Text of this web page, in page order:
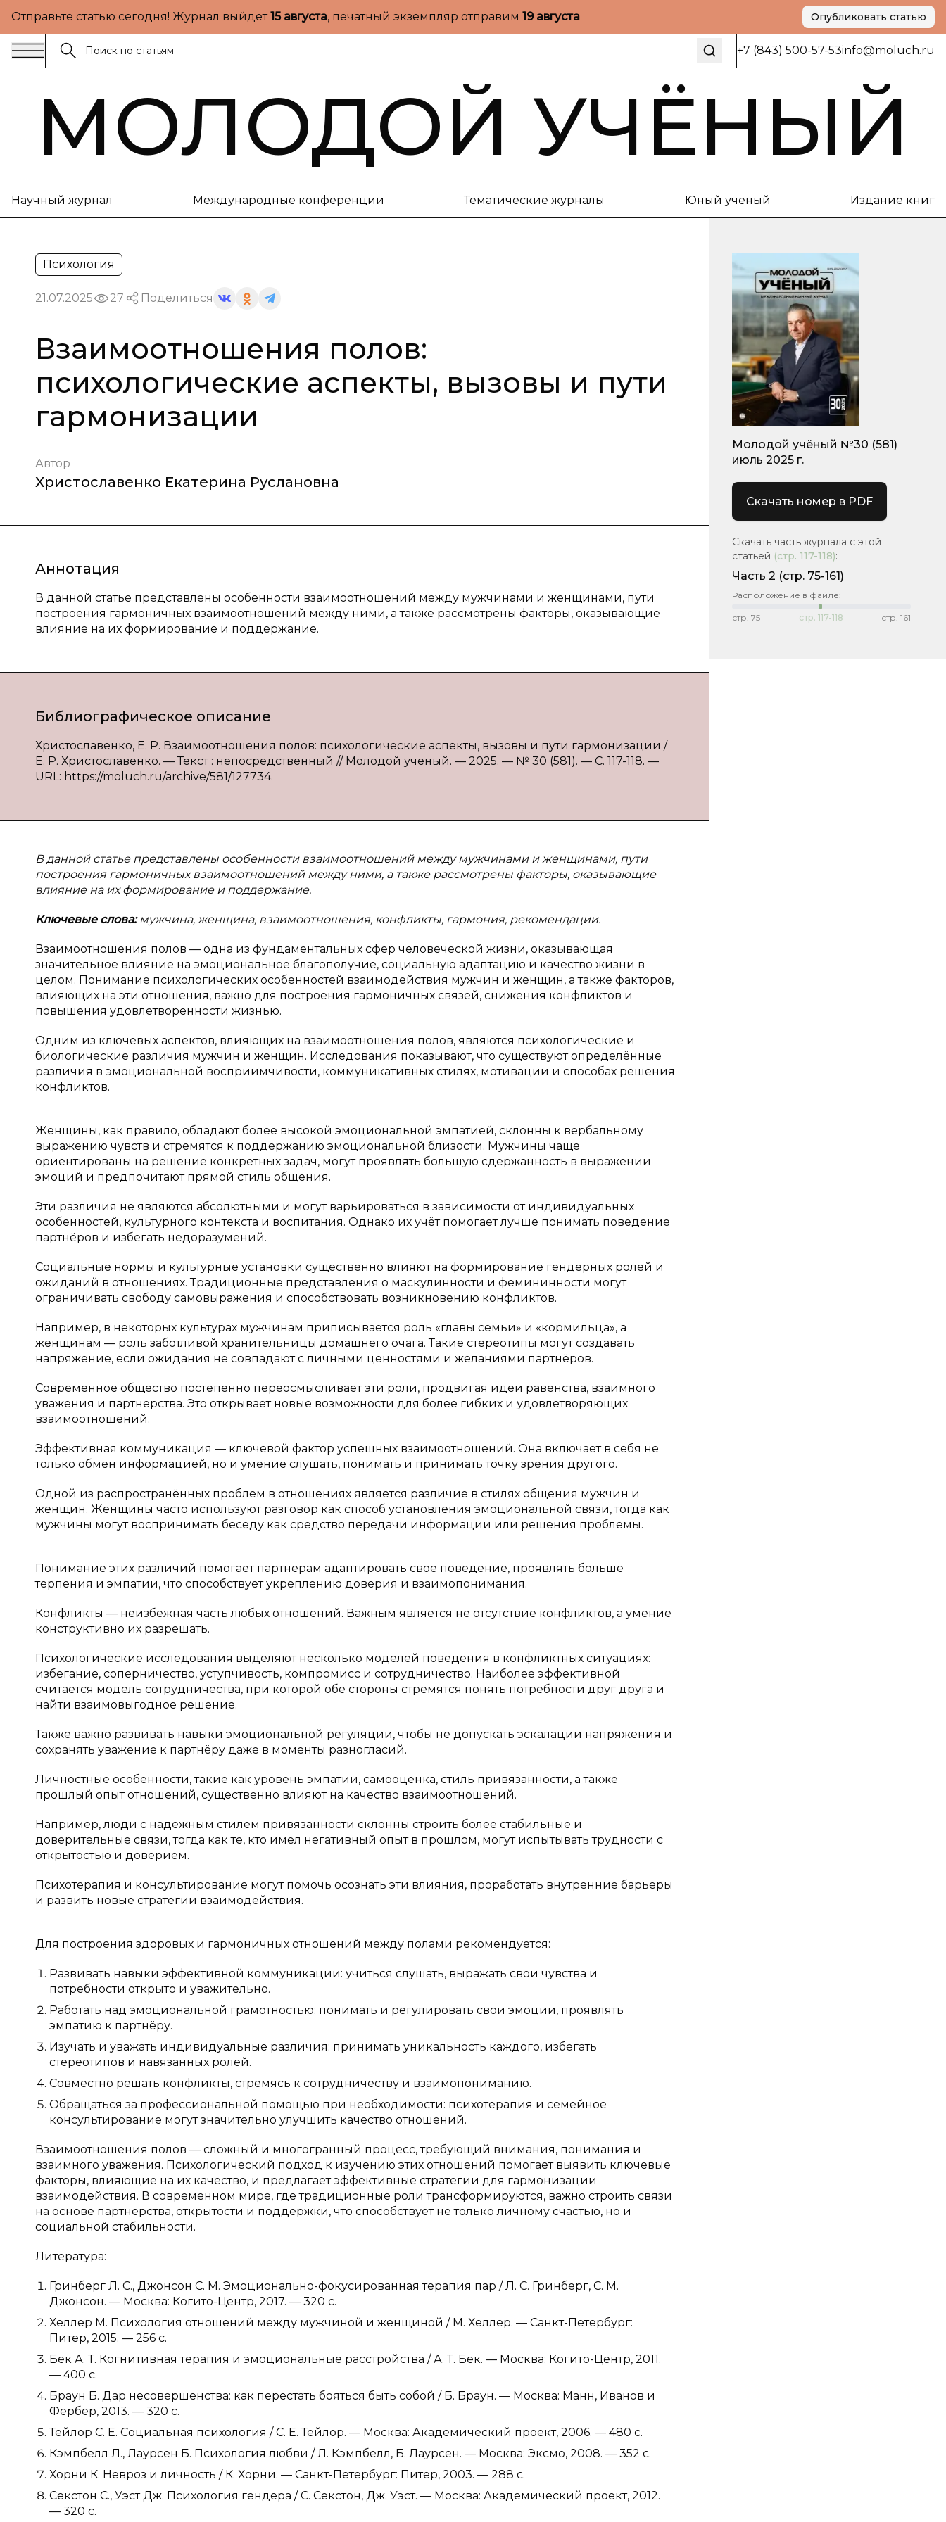
Отправьте статью сегодня! Журнал выйдет15 августа, печатный экземпляр отправим 19 августа Опубликовать статью
+7 (843) 500-57-53info@moluch.ru
МОЛОДОЙ УЧЁНЫЙ
Научный журнал Международные конференции Тематические журналы Юный ученый Издание книг
Психология
21.07.2025 27 Поделиться
Взаимоотношения полов:
психологические аспекты, вызовы и пути
гармонизации
Автор
Христославенко Екатерина Руслановна
Аннотация
В данной статье представлены особенности взаимоотношений между мужчинами и женщинами, пути
построения гармоничных взаимоотношений между ними, а также рассмотрены факторы, оказывающие
влияние на их формирование и поддержание.
Библиографическое описание
Христославенко, Е. Р. Взаимоотношения полов: психологические аспекты, вызовы и пути гармонизации /
Е. Р. Христославенко. — Текст : непосредственный // Молодой ученый. — 2025. — № 30 (581). — С. 117-118. —
URL: https://moluch.ru/archive/581/127734.
В данной статье представлены особенности взаимоотношений между мужчинами и женщинами, пути
построения гармоничных взаимоотношений между ними, а также рассмотрены факторы, оказывающие
влияние на их формирование и поддержание.
Ключевые слова:мужчина, женщина, взаимоотношения, конфликты, гармония, рекомендации.
Взаимоотношения полов — одна из фундаментальных сфер человеческой жизни, оказывающая
значительное влияние на эмоциональное благополучие, социальную адаптацию и качество жизни в
целом. Понимание психологических особенностей взаимодействия мужчин и женщин, а также факторов,
влияющих на эти отношения, важно для построения гармоничных связей, снижения конфликтов и
повышения удовлетворенности жизнью.
Одним из ключевых аспектов, влияющих на взаимоотношения полов, являются психологические и
биологические различия мужчин и женщин. Исследования показывают, что существуют определённые
различия в эмоциональной восприимчивости, коммуникативных стилях, мотивации и способах решения
конфликтов.
Женщины, как правило, обладают более высокой эмоциональной эмпатией, склонны к вербальному
выражению чувств и стремятся к поддержанию эмоциональной близости. Мужчины чаще
ориентированы на решение конкретных задач, могут проявлять большую сдержанность в выражении
эмоций и предпочитают прямой стиль общения.
Эти различия не являются абсолютными и могут варьироваться в зависимости от индивидуальных
особенностей, культурного контекста и воспитания. Однако их учёт помогает лучше понимать поведение
партнёров и избегать недоразумений.
Социальные нормы и культурные установки существенно влияют на формирование гендерных ролей и
ожиданий в отношениях. Традиционные представления о маскулинности и фемининности могут
ограничивать свободу самовыражения и способствовать возникновению конфликтов.
Например, в некоторых культурах мужчинам приписывается роль «главы семьи» и «кормильца», а
женщинам — роль заботливой хранительницы домашнего очага. Такие стереотипы могут создавать
напряжение, если ожидания не совпадают с личными ценностями и желаниями партнёров.
Современное общество постепенно переосмысливает эти роли, продвигая идеи равенства, взаимного
уважения и партнерства. Это открывает новые возможности для более гибких и удовлетворяющих
взаимоотношений.
Эффективная коммуникация — ключевой фактор успешных взаимоотношений. Она включает в себя не
только обмен информацией, но и умение слушать, понимать и принимать точку зрения другого.
Одной из распространённых проблем в отношениях является различие в стилях общения мужчин и
женщин. Женщины часто используют разговор как способ установления эмоциональной связи, тогда как
мужчины могут воспринимать беседу как средство передачи информации или решения проблемы.
Понимание этих различий помогает партнёрам адаптировать своё поведение, проявлять больше
терпения и эмпатии, что способствует укреплению доверия и взаимопонимания.
Конфликты — неизбежная часть любых отношений. Важным является не отсутствие конфликтов, а умение
конструктивно их разрешать.
Психологические исследования выделяют несколько моделей поведения в конфликтных ситуациях:
избегание, соперничество, уступчивость, компромисс и сотрудничество. Наиболее эффективной
считается модель сотрудничества, при которой обе стороны стремятся понять потребности друг друга и
найти взаимовыгодное решение.
Также важно развивать навыки эмоциональной регуляции, чтобы не допускать эскалации напряжения и
сохранять уважение к партнёру даже в моменты разногласий.
Личностные особенности, такие как уровень эмпатии, самооценка, стиль привязанности, а также
прошлый опыт отношений, существенно влияют на качество взаимоотношений.
Например, люди с надёжным стилем привязанности склонны строить более стабильные и
доверительные связи, тогда как те, кто имел негативный опыт в прошлом, могут испытывать трудности с
открытостью и доверием.
Психотерапия и консультирование могут помочь осознать эти влияния, проработать внутренние барьеры
и развить новые стратегии взаимодействия.
Для построения здоровых и гармоничных отношений между полами рекомендуется:
Развивать навыки эффективной коммуникации: учиться слушать, выражать свои чувства и
потребности открыто и уважительно.
Работать над эмоциональной грамотностью: понимать и регулировать свои эмоции, проявлять
эмпатию к партнёру.
Изучать и уважать индивидуальные различия: принимать уникальность каждого, избегать
стереотипов и навязанных ролей.
Совместно решать конфликты, стремясь к сотрудничеству и взаимопониманию.
Обращаться за профессиональной помощью при необходимости: психотерапия и семейное
консультирование могут значительно улучшить качество отношений.
Взаимоотношения полов — сложный и многогранный процесс, требующий внимания, понимания и
взаимного уважения. Психологический подход к изучению этих отношений помогает выявить ключевые
факторы, влияющие на их качество, и предлагает эффективные стратегии для гармонизации
взаимодействия. В современном мире, где традиционные роли трансформируются, важно строить связи
на основе партнерства, открытости и поддержки, что способствует не только личному счастью, но и
социальной стабильности.
Литература:
Гринберг Л. С., Джонсон С. М. Эмоционально-фокусированная терапия пар / Л. С. Гринберг, С. М.
Джонсон. — Москва: Когито-Центр, 2017. — 320 с.
Хеллер М. Психология отношений между мужчиной и женщиной / М. Хеллер. — Санкт-Петербург:
Питер, 2015. — 256 с.
Бек А. Т. Когнитивная терапия и эмоциональные расстройства / А. Т. Бек. — Москва: Когито-Центр, 2011.
— 400 с.
Браун Б. Дар несовершенства: как перестать бояться быть собой / Б. Браун. — Москва: Манн, Иванов и
Фербер, 2013. — 320 с.
Тейлор С. Е. Социальная психология / С. Е. Тейлор. — Москва: Академический проект, 2006. — 480 с.
Кэмпбелл Л., Лаурсен Б. Психология любви / Л. Кэмпбелл, Б. Лаурсен. — Москва: Эксмо, 2008. — 352 с.
Хорни К. Невроз и личность / К. Хорни. — Санкт-Петербург: Питер, 2003. — 288 с.
Секстон С., Уэст Дж. Психология гендера / С. Секстон, Дж. Уэст. — Москва: Академический проект, 2012.
— 320 с.
Молодой учёный №30 (581)
июль 2025 г.
Скачать номер в PDF
Скачать часть журнала с этой
статьей (стр. 117-118):
Часть 2 (стр. 75-161)
Расположение в файле:
стр. 75 стр. 117-118 стр. 161